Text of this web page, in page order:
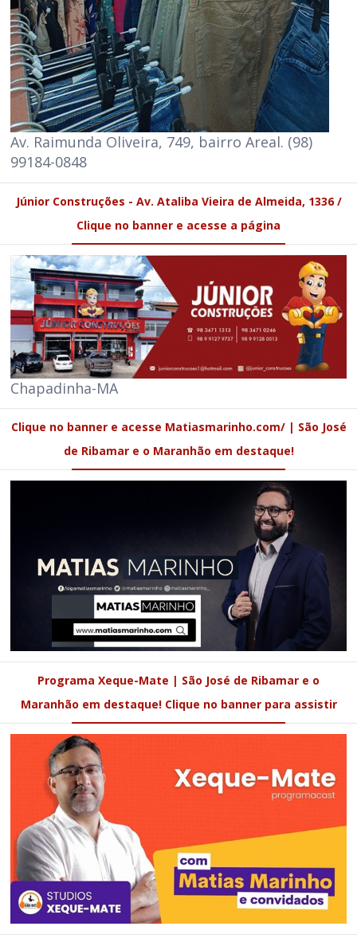
Av. Raimunda Oliveira, 749, bairro Areal. (98)
99184-0848
Júnior Construções - Av. Ataliba Vieira de Almeida, 1336 /
Clique no banner e acesse a página
Chapadinha-MA
Clique no banner e acesse Matiasmarinho.com/ | São José
de Ribamar e o Maranhão em destaque!
Programa Xeque-Mate | São José de Ribamar e o
Maranhão em destaque! Clique no banner para assistir